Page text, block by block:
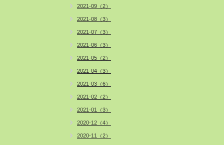
2021-09（2）
2021-08（3）
2021-07（3）
2021-06（3）
2021-05（2）
2021-04（3）
2021-03（6）
2021-02（2）
2021-01（3）
2020-12（4）
2020-11（2）